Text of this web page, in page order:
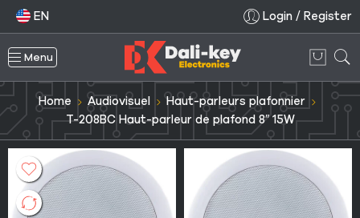
EN Login / Register
Menu
Home Audiovisuel
Haut-parleurs plafonnier
T-208BC Haut-parleur de plafond 8″ 15W